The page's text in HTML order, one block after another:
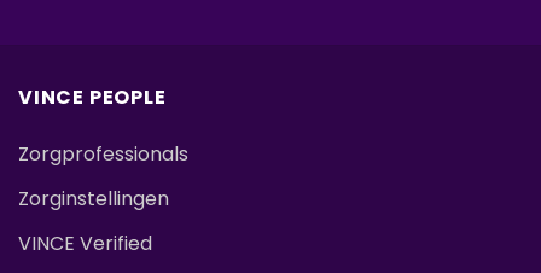
VINCE PEOPLE
Zorgprofessionals
Zorginstellingen
VINCE Verified